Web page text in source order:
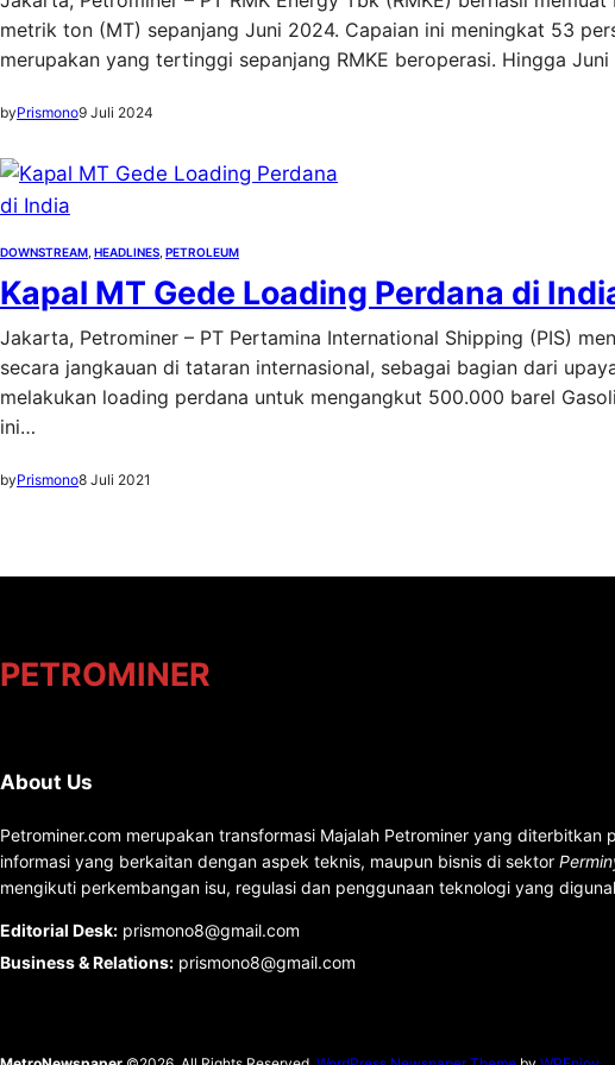
metrik ton (MT) sepanjang Juni 2024. Capaian ini meningkat 53
merupakan yang tertinggi sepanjang RMKE beroperasi. Hingga
byPrismono9 Juli 2024
DOWNSTREAM HEADLINES PETROLEUM
Kapal MT Gede Loading Perdana di
Jakarta, Petrominer – PT Pertamina International Shipping (PIS)
secara jangkauan di tataran internasional, sebagai bagian dari
melakukan loading perdana untuk mengangkut 500.000 barel
ini…
byPrismono8 Juli 2021
PETROMINER
About Us
Petrominer.com merupakan transformasi Majalah Petrominer yang
informasi yang berkaitan dengan aspek teknis, maupun bisnis di sektor
mengikuti perkembangan isu, regulasi dan penggunaan teknologi yang
Editorial Desk: prismono8@gmail.com
Business & Relations: prismono8@gmail.com